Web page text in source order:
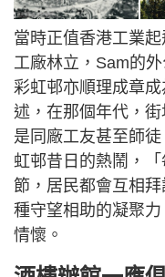
當時正值香港工業
工廠林立，Sam的
彩虹邨亦順理成章
述，在那個年代，
是同廠工友甚至師
虹邨昔日的熱鬧，
節，居民都會互相
種守望相助的凝聚
情懷。